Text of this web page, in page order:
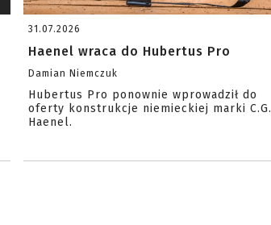
31.07.2026
Haenel wraca do Hubertus Pro
Damian Niemczuk
Hubertus Pro ponownie wprowadził do
oferty konstrukcje niemieckiej marki C.G.
Haenel.